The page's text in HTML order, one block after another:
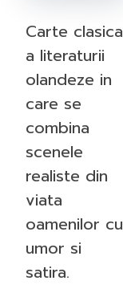
Carte clasica
a literaturii
olandeze in
care se
combina
scenele
realiste din
viata
oamenilor cu
umor si
satira.